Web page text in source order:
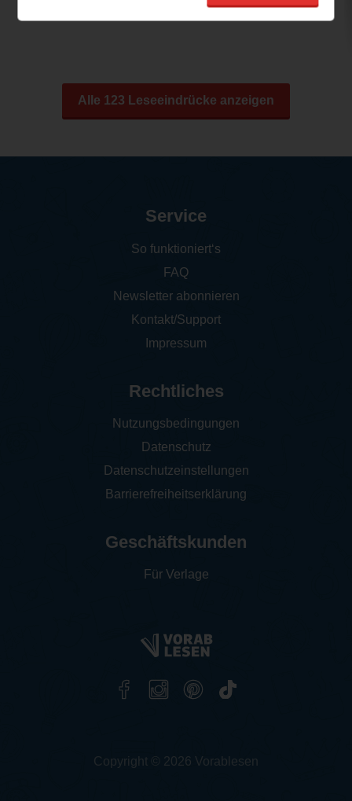
Alle 123 Leseeindrücke anzeigen
Service
So funktioniert‘s
FAQ
Newsletter abonnieren
Kontakt/Support
Impressum
Rechtliches
Nutzungsbedingungen
Datenschutz
Datenschutzeinstellungen
Barrierefreiheitserklärung
Geschäftskunden
Für Verlage
Copyright © 2026 Vorablesen